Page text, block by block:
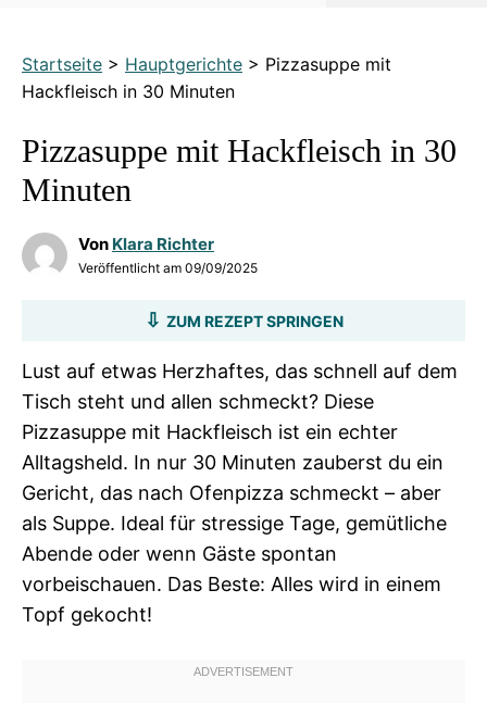
Startseite > Hauptgerichte > Pizzasuppe mit
Hackfleisch in 30 Minuten
Pizzasuppe mit Hackfleisch in 30
Minuten
Von Klara Richter
Veröffentlicht am 09/09/2025
ZUM REZEPT SPRINGEN
Lust auf etwas Herzhaftes, das schnell auf dem
Tisch steht und allen schmeckt? Diese
Pizzasuppe mit Hackfleisch ist ein echter
Alltagsheld. In nur 30 Minuten zauberst du ein
Gericht, das nach Ofenpizza schmeckt – aber
als Suppe. Ideal für stressige Tage, gemütliche
Abende oder wenn Gäste spontan
vorbeischauen. Das Beste: Alles wird in einem
Topf gekocht!